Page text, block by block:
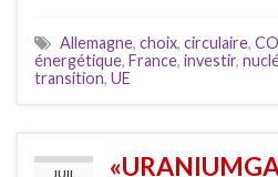
Allemagne, choix, circulaire,
énergétique, France, investir,
transition, UE
JUIL